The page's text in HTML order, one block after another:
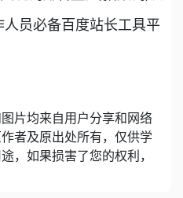
员必备百度站长工具平
片均来自用户分享和网络
者及原出处所有，仅供学
，如果损害了您的权利，